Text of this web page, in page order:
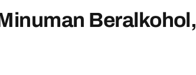
Beralkohol,